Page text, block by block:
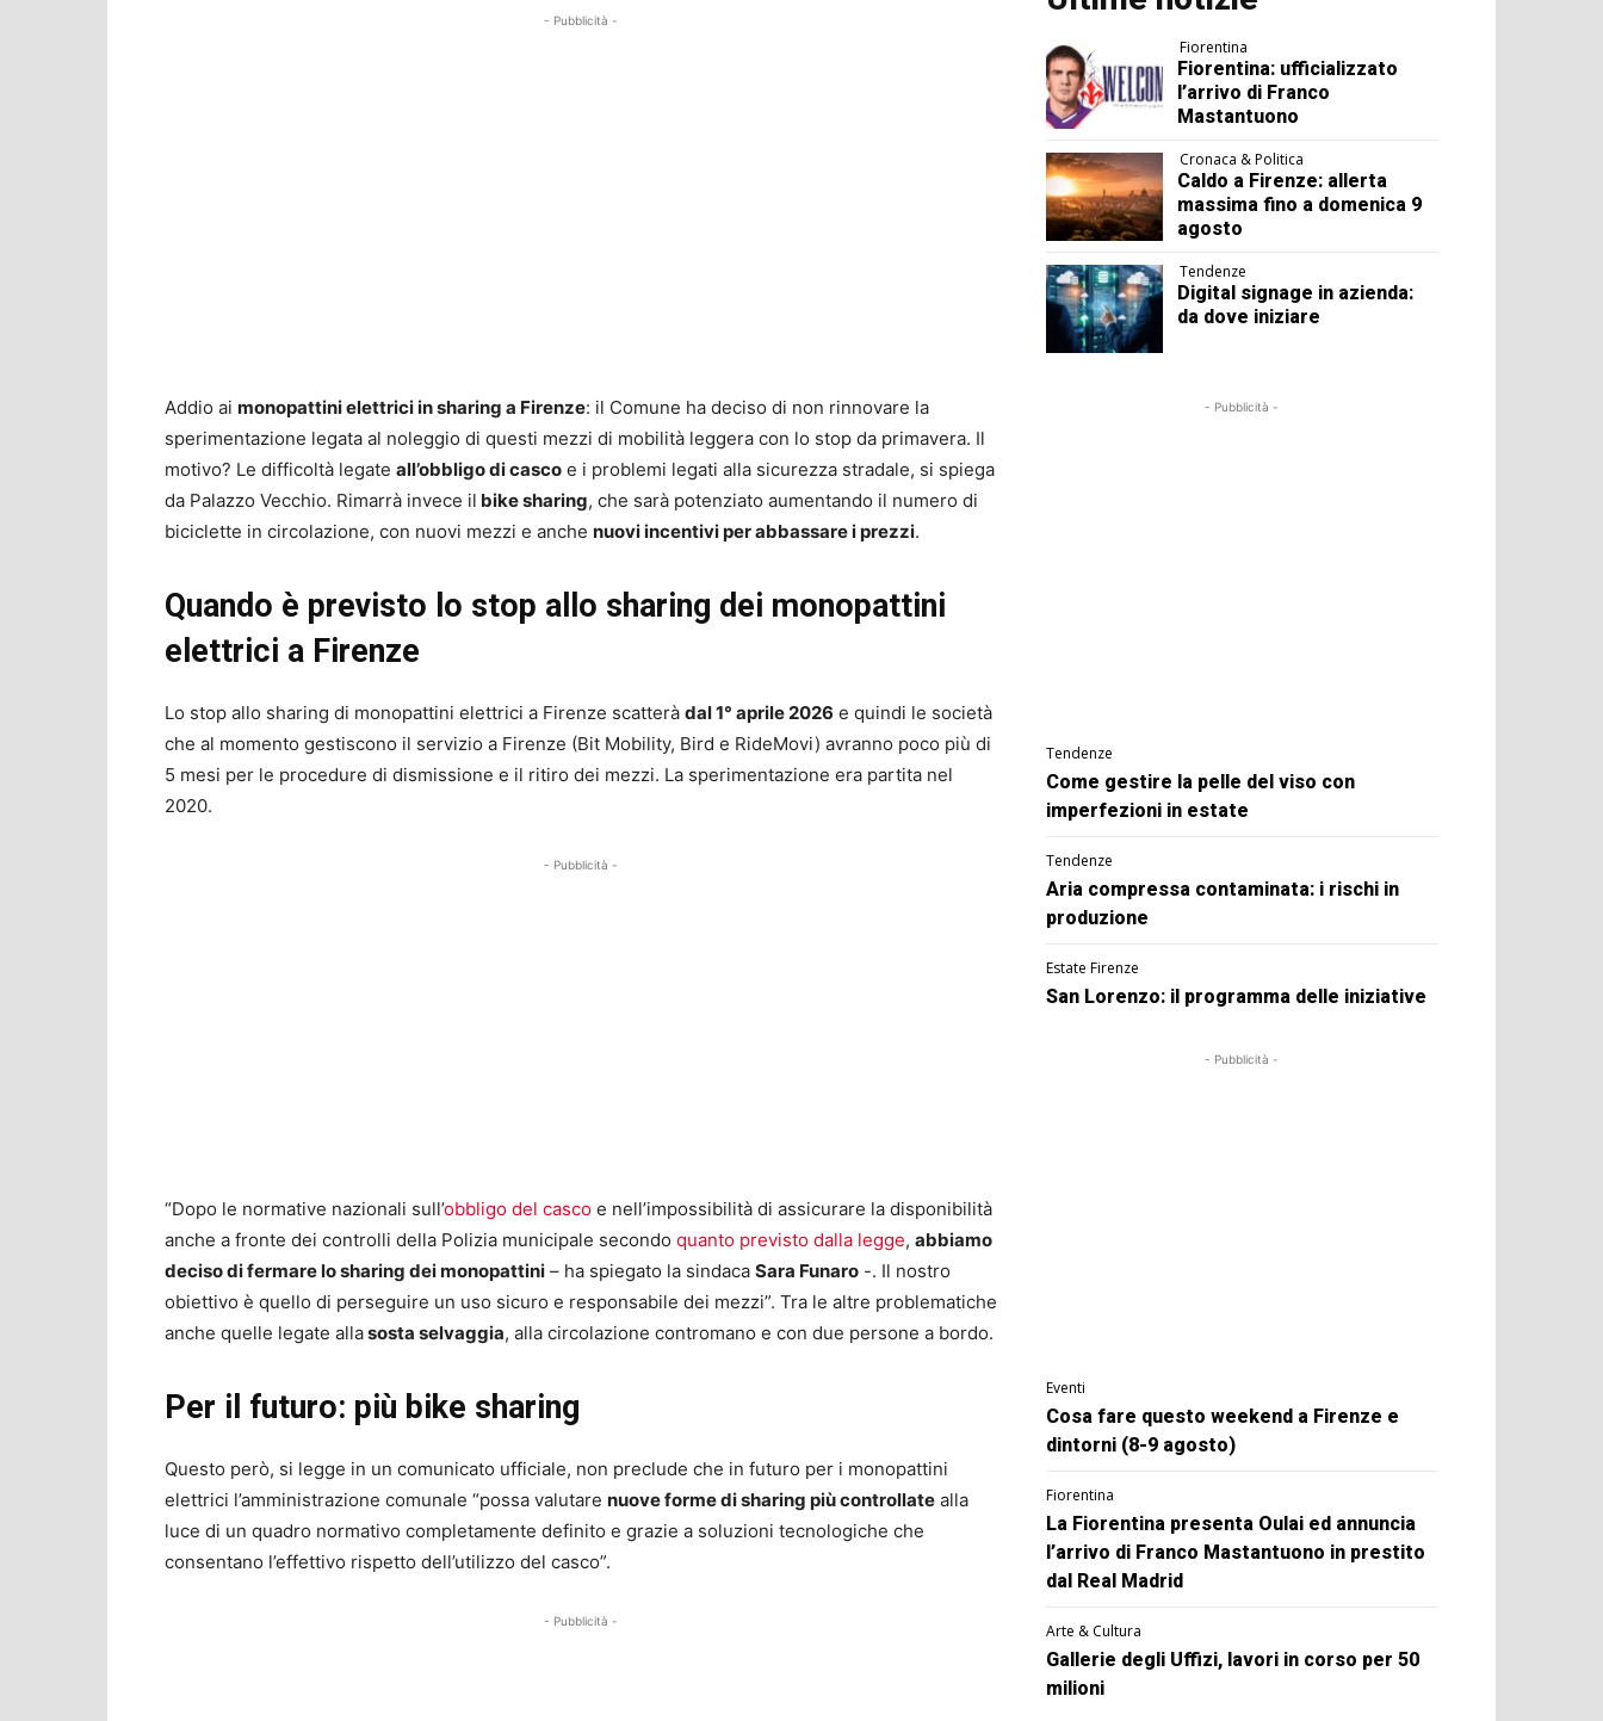
- Pubblicità -
Addio ai monopattini elettrici in sharing a Firenze: il Comune ha deciso di non rinnovare la
sperimentazione legata al noleggio di questi mezzi di mobilità leggera con lo stop da primavera. Il
motivo? Le difficoltà legate all’obbligo di casco e i problemi legati alla sicurezza stradale, si spiega
da Palazzo Vecchio. Rimarrà invece il bike sharing, che sarà potenziato aumentando il numero di
biciclette in circolazione, con nuovi mezzi e anche nuovi incentivi per abbassare i prezzi.
Quando è previsto lo stop allo sharing dei monopattini
elettrici a Firenze
Lo stop allo sharing di monopattini elettrici a Firenze scatterà dal 1° aprile 2026 e quindi le società
che al momento gestiscono il servizio a Firenze (Bit Mobility, Bird e RideMovi) avranno poco più di
5 mesi per le procedure di dismissione e il ritiro dei mezzi. La sperimentazione era partita nel
2020.
- Pubblicità -
“Dopo le normative nazionali sull’obbligo del casco e nell’impossibilità di assicurare la disponibilità
anche a fronte dei controlli della Polizia municipale secondo quanto previsto dalla legge, abbiamo
deciso di fermare lo sharing dei monopattini – ha spiegato la sindaca Sara Funaro -. Il nostro
obiettivo è quello di perseguire un uso sicuro e responsabile dei mezzi”. Tra le altre problematiche
anche quelle legate allasosta selvaggia, alla circolazione contromano e con due persone a bordo.
Per il futuro: più bike sharing
Questo però, si legge in un comunicato ufficiale, non preclude che in futuro per i monopattini
elettrici l’amministrazione comunale “possa valutare nuove forme di sharing più controllate alla
luce di un quadro normativo completamente definito e grazie a soluzioni tecnologiche che
consentano l’effettivo rispetto dell’utilizzo del casco”.
- Pubblicità -
Fiorentina
Fiorentina: ufficializzato
l’arrivo di Franco
Mastantuono
Cronaca & Politica
Caldo a Firenze: allerta
massima fino a domenica 9
agosto
Tendenze
Digital signage in azienda:
da dove iniziare
- Pubblicità -
Tendenze
Come gestire la pelle del viso con
imperfezioni in estate
Tendenze
Aria compressa contaminata: i rischi in
produzione
Estate Firenze
San Lorenzo: il programma delle iniziative
- Pubblicità -
Eventi
Cosa fare questo weekend a Firenze e
dintorni (8-9 agosto)
Fiorentina
La Fiorentina presenta Oulai ed annuncia
l’arrivo di Franco Mastantuono in prestito
dal Real Madrid
Arte & Cultura
Gallerie degli Uffizi, lavori in corso per 50
milioni